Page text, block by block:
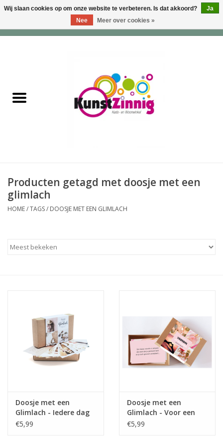
Wonen & Lifestyle
Tassen & Portemonnees
Stationery & Gifts
Sieraden
Hebbedingen
Wenskaarten
Producten getagd met doosje met een
glimlach
HOME/TAGS/ DOOSJE MET EEN GLIMLACH
Doosje met een
Glimlach - Iedere dag
een Glimlach
€5,99
Doosje met een
Glimlach - Voor een
Vriendin uit duizenden
€5,99
Wij slaan cookies op om onze website te verbeteren. Is dat akkoord?
Ja
Nee
Meer over cookies »